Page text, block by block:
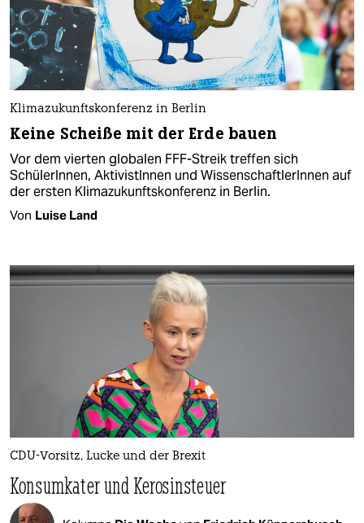
Klimazukunftskonferenz in Berlin
Keine Scheiße mit der Erde bauen
Vor dem vierten globalen FFF-Streik treffen sich
SchülerInnen, AktivistInnen und WissenschaftlerInnen auf
der ersten Klimazukunftskonferenz in Berlin.
Von Luise Land
CDU-Vorsitz, Lucke und der Brexit
Konsumkater und Kerosinsteuer